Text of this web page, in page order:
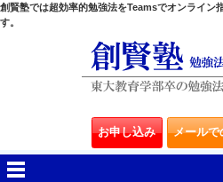
創賢塾では超効率的勉強法をTeamsでオンライン
す。
お申し込み メールで